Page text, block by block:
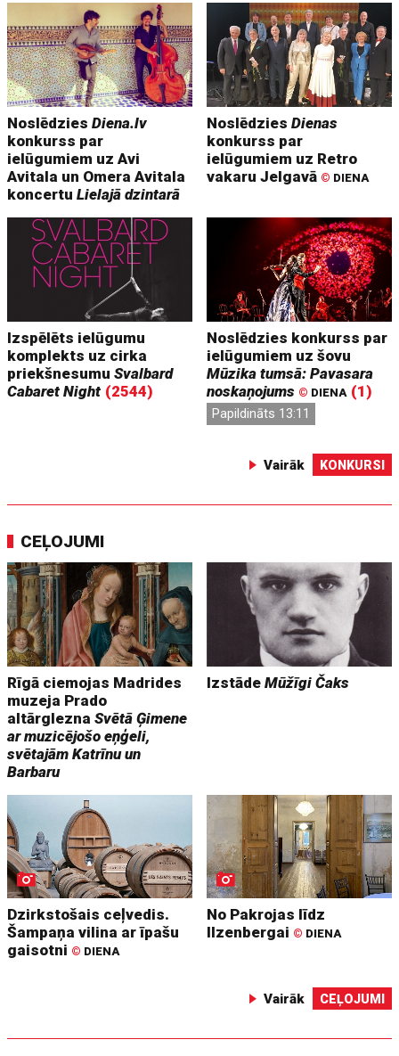
NoslēdziesDiena.lv
konkurss par
ielūgumiem uz Avi
Avitala un Omera Avitala
koncertuLielajā dzintarā
NoslēdziesDienas
konkurss par
ielūgumiem uz Retro
vakaru Jelgavā © DIENA
Izspēlēts ielūgumu
komplekts uz cirka
priekšnesumuSvalbard
Cabaret Night (2544)
Noslēdzies konkurss par
ielūgumiem uz šovu
Mūzika tumsā: Pavasara
noskaņojums © DIENA (1)
Papildināts 13:11
Vairāk KONKURSI
CEĻOJUMI
Rīgā ciemojas Madrides
muzeja Prado
altārgleznaSvētā Ģimene
ar muzicējošo eņģeli,
svētajām Katrīnu un
Barbaru
IzstādeMūžīgi Čaks
Dzirkstošais ceļvedis.
Šampaņa vilina ar īpašu
gaisotni © DIENA
No Pakrojas līdz
Ilzenbergai © DIENA
Vairāk CEĻOJUMI